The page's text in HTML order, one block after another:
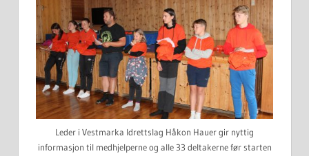
Leder i Vestmarka Idrettslag Håkon Hauer gir nyttig
informasjon til medhjelperne og alle 33 deltakerne før starten